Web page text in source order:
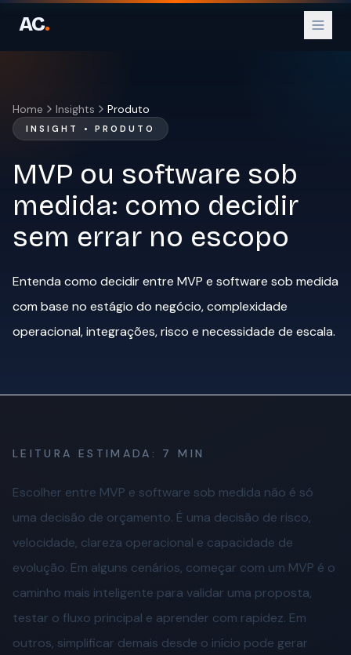
AC.
Parceiro Oficial Instagram
Home Insights Produto
INSIGHT • PRODUTO
MVP ou software sob
medida: como decidir
sem errar no escopo
Entenda como decidir entre MVP e software sob medida
com base no estágio do negócio, complexidade
operacional, integrações, risco e necessidade de escala.
LEITURA ESTIMADA: 7 MIN
Escolher entre MVP e software sob medida não é só
uma decisão de orçamento. É uma decisão de risco,
velocidade, clareza operacional e capacidade de
evolução. Em alguns cenários, começar com um MVP é o
caminho mais inteligente para validar uma proposta,
testar o fluxo principal e aprender com rapidez. Em
outros, simplificar demais desde o início pode gerar